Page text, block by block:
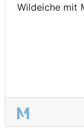
Wildeiche mit